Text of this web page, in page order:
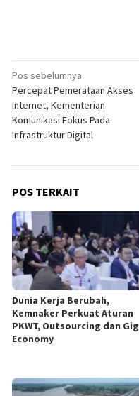
Navigasi
pos
Pos sebelumnya
Percepat Pemerataan Akses
Internet, Kementerian
Komunikasi Fokus Pada
Infrastruktur Digital
POS TERKAIT
Dunia Kerja Berubah,
Kemnaker Perkuat Aturan
PKWT, Outsourcing dan Gig
Economy